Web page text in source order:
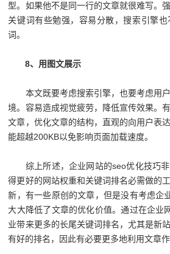
型。如果他不是同一行的文章就很难写。
关键词有些勉强，容易分散，搜索引擎
词。
8、用图文展示
本文既要考虑搜索引擎，也要考虑用户
境。容易造成视觉疲劳，降低宣传效果。
文章，优化文章的结构，直观的向用户表
能超越200KB以免影响页面加载速度。
综上所述，企业网站的seo优化技巧非
得更好的网站权重和关键词排名必需做的
新，有一些原创的文章，但是没有考虑企
大大降低了文章的优化价值。通过在企业
业带来更多的长尾关键词排名，尤其是新
有好的排名，因此有必要更多地利用文章作